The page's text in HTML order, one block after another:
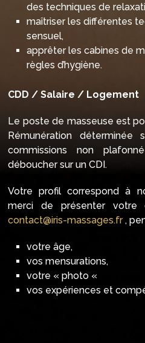
des techniques de
maîtriser les différentes
sensuel,
apprêter les cabines de
règles d’hygiène.
CDD / Salaire / Logement
Le poste de masseuse est
Rémunération déterminée
commissions non
déboucher sur un CDI.
Votre profil correspond à
merci de présenter votre
contact@iris-massages.fr,
votre âge,
vos mensurations,
votre « photo «
vos expériences et